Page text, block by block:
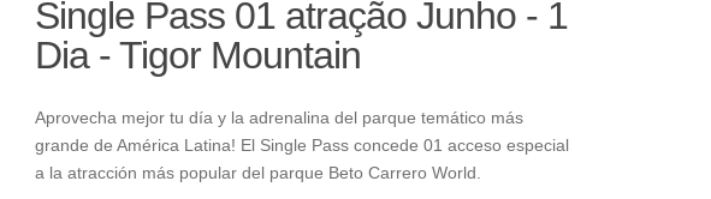
Single Pass 01 atração Junho - 1
Dia - Tigor Mountain
Aprovecha mejor tu día y la adrenalina del parque temático más
grande de América Latina! El Single Pass concede 01 acceso especial
a la atracción más popular del parque Beto Carrero World.